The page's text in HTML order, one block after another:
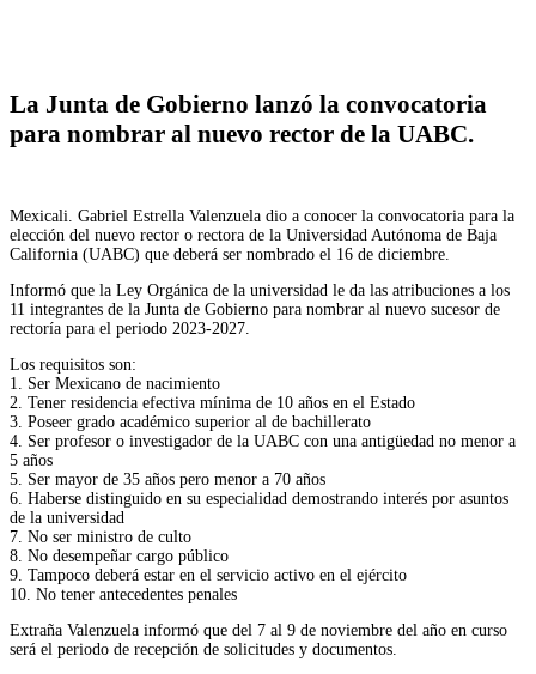
La Junta de Gobierno lanzó la convocatoria
para nombrar al nuevo rector de la UABC.
Mexicali. Gabriel Estrella Valenzuela dio a conocer la convocatoria para la
elección del nuevo rector o rectora de la Universidad Autónoma de Baja
California (UABC) que deberá ser nombrado el 16 de diciembre.
Informó que la Ley Orgánica de la universidad le da las atribuciones a los
11 integrantes de la Junta de Gobierno para nombrar al nuevo sucesor de
rectoría para el periodo 2023-2027.
Los requisitos son:
1. Ser Mexicano de nacimiento
2. Tener residencia efectiva mínima de 10 años en el Estado
3. Poseer grado académico superior al de bachillerato
4. Ser profesor o investigador de la UABC con una antigüedad no menor a
5 años
5. Ser mayor de 35 años pero menor a 70 años
6. Haberse distinguido en su especialidad demostrando interés por asuntos
de la universidad
7. No ser ministro de culto
8. No desempeñar cargo público
9. Tampoco deberá estar en el servicio activo en el ejército
10. No tener antecedentes penales
Extraña Valenzuela informó que del 7 al 9 de noviembre del año en curso
será el periodo de recepción de solicitudes y documentos.